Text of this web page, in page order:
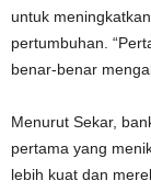
untuk
pertumbuhan.
benar-benar
Menurut Sekar,
pertama yang
lebih kuat dan